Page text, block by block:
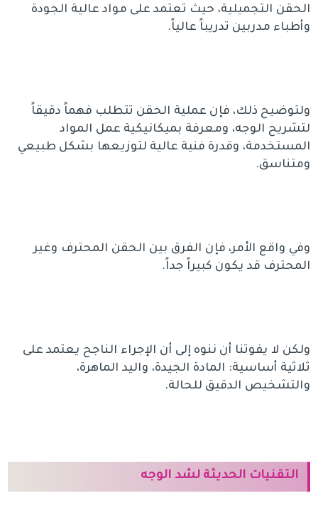
الحقن التجميلية، حيث تعتمد على مواد عالية الجودة
وأطباء مدربين تدريباً عالياً.
ولتوضيح ذلك، فإن عملية الحقن تتطلب فهماً دقيقاً
لتشريح الوجه، ومعرفة بميكانيكية عمل المواد
المستخدمة، وقدرة فنية عالية لتوزيعها بشكل طبيعي
ومتناسق.
وفي واقع الأمر، فإن الفرق بين الحقن المحترف وغير
المحترف قد يكون كبيراً جداً.
ولكن لا يفوتنا أن ننوه إلى أن الإجراء الناجح يعتمد على
ثلاثية أساسية: المادة الجيدة، واليد الماهرة،
والتشخيص الدقيق للحالة.
التقنيات الحديثة لشد الوجه